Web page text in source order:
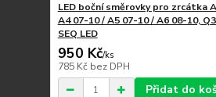
LED boční směrovky pro zrcátka
A4 07-10 / A5 07-10 / A6 08-10,
SEQ LED
950 Kč/ks
785 Kč bez DPH
Přidat do